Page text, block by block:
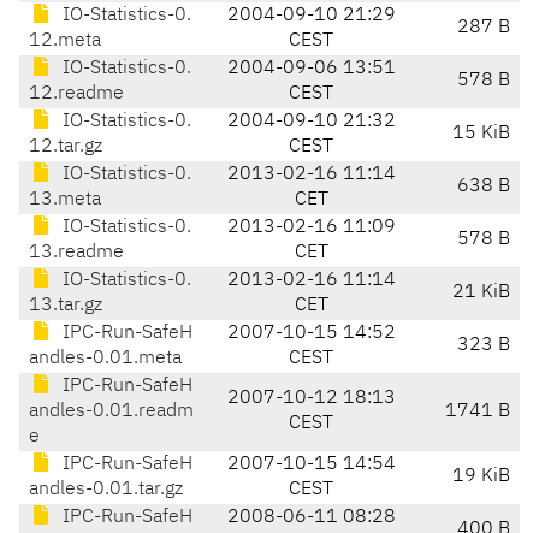
IO-Statistics-0.
12.meta
2004-09-10 21:29
CEST
287 B
IO-Statistics-0.
12.readme
2004-09-06 13:51
CEST
578 B
IO-Statistics-0.
12.tar.gz
2004-09-10 21:32
CEST
15 KiB
IO-Statistics-0.
13.meta
2013-02-16 11:14
CET
638 B
IO-Statistics-0.
13.readme
2013-02-16 11:09
CET
578 B
IO-Statistics-0.
13.tar.gz
2013-02-16 11:14
CET
21 KiB
IPC-Run-SafeH
andles-0.01.meta
2007-10-15 14:52
CEST
323 B
IPC-Run-SafeH
andles-0.01.readm
e
2007-10-12 18:13
CEST
1741 B
IPC-Run-SafeH
andles-0.01.tar.gz
2007-10-15 14:54
CEST
19 KiB
IPC-Run-SafeH 2008-06-11 08:28